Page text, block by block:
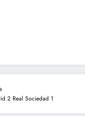
2 Real Sociedad 1